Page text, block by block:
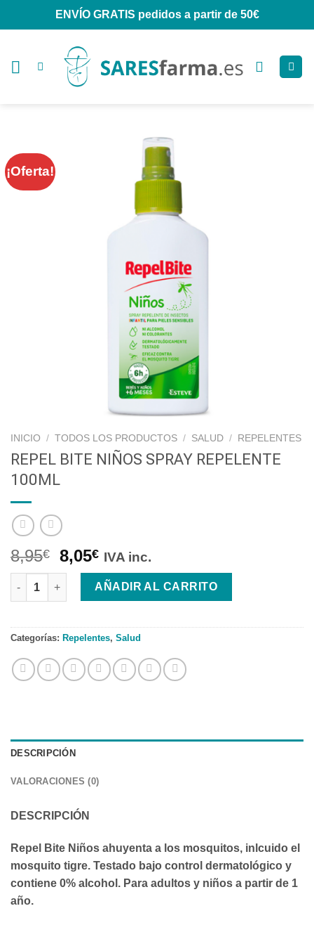
ENVÍO GRATIS pedidos a partir de 50€
¡Oferta!
INICIO / TODOS LOS PRODUCTOS / SALUD / REPELENTES
REPEL BITE NIÑOS SPRAY REPELENTE
100ML
8,95€ 8,05€ IVA inc.
REPEL BITE NIÑOS SPRAY REPELENTE 100ML cantidad
AÑADIR AL CARRITO
Categorías: Repelentes, Salud
DESCRIPCIÓN
VALORACIONES (0)
DESCRIPCIÓN
Repel Bite Niños ahuyenta a los mosquitos, inlcuido el
mosquito tigre. Testado bajo control dermatológico y
contiene 0% alcohol. Para adultos y niños a partir de 1
año.